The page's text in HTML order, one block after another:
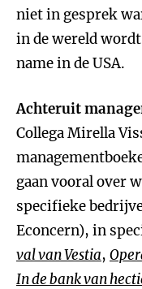
niet in gesprek
in de wereld
name in de USA.
Achteruit
Collega Mirella
gaan vooral over
specifieke
Econcern), in
val van Vestia,
In de bank van